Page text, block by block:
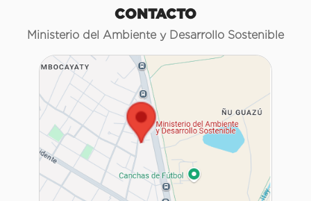
CONTACTO
Ministerio del Ambiente y Desarrollo Sostenible